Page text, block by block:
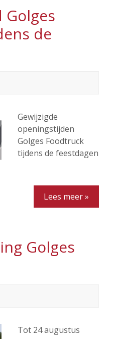
Golges
de
Gewijzigde
openingstijden
Golges Foodtruck
tijdens de feestdagen
Lees meer »
Golges
Tot 24 augustus